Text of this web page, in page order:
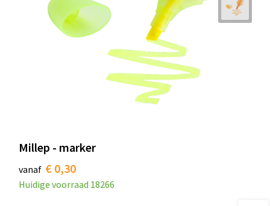
Millep - marker
vanaf € 0,30
Huidige voorraad 18266